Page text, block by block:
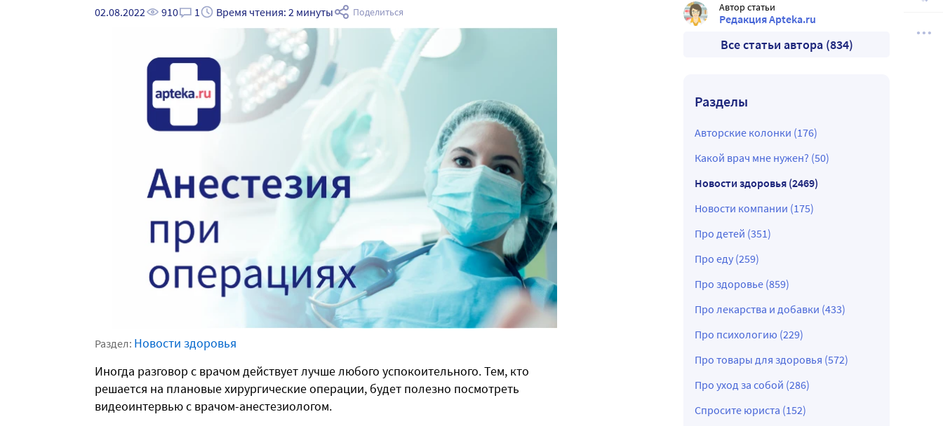
02.08.2022 910 1 Время чтения: 2 минуты Поделиться
Раздел: Новости здоровья
Иногда разговор с врачом действует лучше любого успокоительного. Тем, кто
решается на плановые хирургические операции, будет полезно посмотреть
видеоинтервью с врачом-анестезиологом.
Автор статьи
Редакция Apteka.ru
Все статьи автора (834)
Разделы
Авторские колонки (176)
Какой врач мне нужен? (50)
Новости здоровья (2469)
Новости компании (175)
Про детей (351)
Про еду (259)
Про здоровье (859)
Про лекарства и добавки (433)
Про психологию (229)
Про товары для здоровья (572)
Про уход за собой (286)
Спросите юриста (152)